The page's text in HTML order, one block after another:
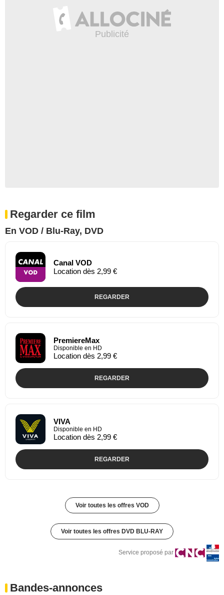
Regarder ce film
En VOD / Blu-Ray, DVD
Canal VOD
Location dès 2,99 €
REGARDER
PremiereMax
Disponible en HD
Location dès 2,99 €
REGARDER
VIVA
Disponible en HD
Location dès 2,99 €
REGARDER
Voir toutes les offres VOD
Voir toutes les offres DVD BLU-RAY
Service proposé par
Bandes-annonces